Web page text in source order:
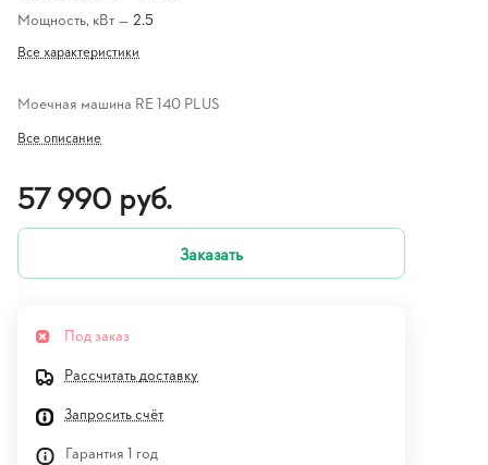
Мощность, кВт — 2.5
Все характеристики
Моечная машина RE 140 PLUS
Все описание
57 990 руб.
Заказать
Под заказ
Рассчитать доставку
Запросить счёт
Гарантия 1 год